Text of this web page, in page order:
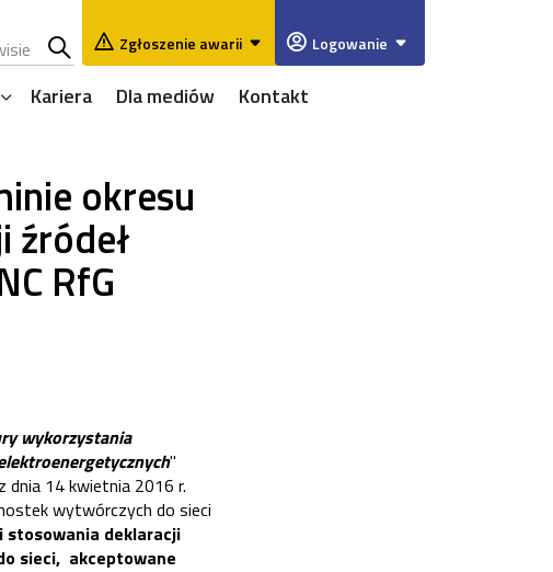
Zgłoszenie awarii Logowanie
Kariera Dla mediów Kontakt
okresu
źródeł
RfG
wykorzystania
"
dnia 14 kwietnia 2016 r.
wytwórczych do sieci
stosowania deklaracji
sieci, akceptowane